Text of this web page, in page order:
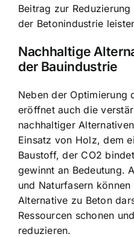
Beitrag zur
der Betonindustrie
Nachhaltige
der Bauindustrie
Neben der Optimierung
eröffnet auch die
nachhaltiger
Einsatz von Holz, dem
Baustoff, der CO2
gewinnt an Bedeutung.
und Naturfasern
Alternative zu Beton
Ressourcen schonen
reduzieren.